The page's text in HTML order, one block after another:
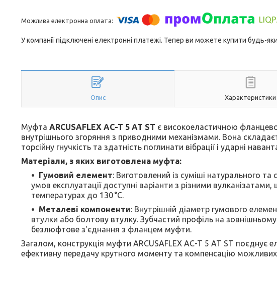
У компанії підключені електронні платежі. Тепер ви можете купити будь-
Опис Характеристики
Муфта ARCUSAFLEX AC-T 5 AT ST є високоеластичною
внутрішнього згоряння з приводними механізмами. Вона
торсійну гнучкість та здатність поглинати вібрації і ударні
Матеріали, з яких виготовлена муфта:
Гумовий елемент: Виготовлений із суміші натурального
умов експлуатації доступні варіанти з різними
температурах до 130 °C.
Металеві компоненти: Внутрішній діаметр гумового
втулки або болтову втулку. Зубчастий профіль на
безлюфтове з'єднання з фланцем муфти. ​
Загалом, конструкція муфти ARCUSAFLEX AC-T 5 AT ST поєднує
ефективну передачу крутного моменту та компенсацію можливих